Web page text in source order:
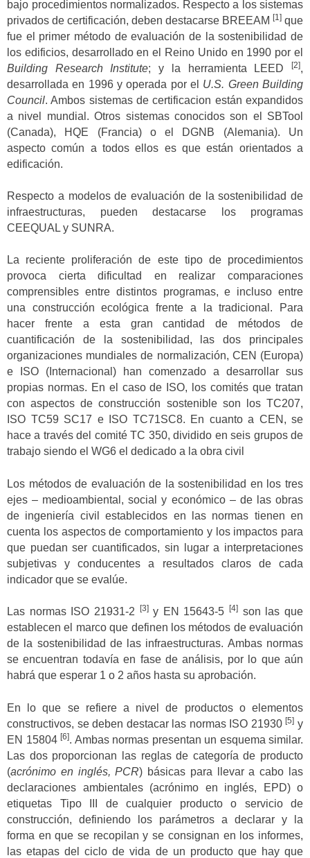
bajo procedimientos normalizados. Respecto a los sistemas
privados de certificación, deben destacarse BREEAM [1] que
fue el primer método de evaluación de la sostenibilidad de
los edificios, desarrollado en el Reino Unido en 1990 por el
Building Research Institute; y la herramienta LEED[2],
desarrollada en 1996 y operada por el U.S. Green Building
Council. Ambos sistemas de certificacion están expandidos
a nivel mundial. Otros sistemas conocidos son el SBTool
(Canada), HQE (Francia) o el DGNB (Alemania). Un
aspecto común a todos ellos es que están orientados a
edificación.
Respecto a modelos de evaluación de la sostenibilidad de
infraestructuras, pueden destacarse los programas
CEEQUAL y SUNRA.
La reciente proliferación de este tipo de procedimientos
provoca cierta dificultad en realizar comparaciones
comprensibles entre distintos programas, e incluso entre
una construcción ecológica frente a la tradicional. Para
hacer frente a esta gran cantidad de métodos de
cuantificación de la sostenibilidad, las dos principales
organizaciones mundiales de normalización, CEN (Europa)
e ISO (Internacional) han comenzado a desarrollar sus
propias normas. En el caso de ISO, los comités que tratan
con aspectos de construcción sostenible son los TC207,
ISO TC59 SC17 e ISO TC71SC8. En cuanto a CEN, se
hace a través del comité TC 350, dividido en seis grupos de
trabajo siendo el WG6 el dedicado a la obra civil
Los métodos de evaluación de la sostenibilidad en los tres
ejes – medioambiental, social y económico – de las obras
de ingeniería civil establecidos en las normas tienen en
cuenta los aspectos de comportamiento y los impactos para
que puedan ser cuantificados, sin lugar a interpretaciones
subjetivas y conducentes a resultados claros de cada
indicador que se evalúe.
Las normas ISO 21931-2 [3]y EN 15643-5[4]
son las que
establecen el marco que definen los métodos de evaluación
de la sostenibilidad de las infraestructuras. Ambas normas
se encuentran todavía en fase de análisis, por lo que aún
habrá que esperar 1 o 2 años hasta su aprobación.
En lo que se refiere a nivel de productos o elementos
constructivos, se deben destacar las normas ISO 21930[5] y
EN 15804 [6]. Ambas normas presentan un esquema similar.
Las dos proporcionan las reglas de categoría de producto
(acrónimo en inglés, PCR) básicas para llevar a cabo las
declaraciones ambientales (acrónimo en inglés, EPD) o
etiquetas Tipo III de cualquier producto o servicio de
construcción, definiendo los parámetros a declarar y la
forma en que se recopilan y se consignan en los informes,
las etapas del ciclo de vida de un producto que hay que